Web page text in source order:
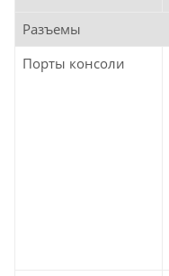
Разъемы
Порты консоли